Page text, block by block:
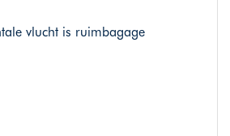
vlucht is ruimbagage